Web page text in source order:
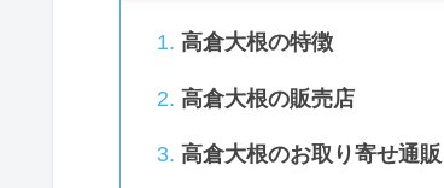
高倉大根の特徴
高倉大根の販売店
高倉大根のお取り寄せ通販